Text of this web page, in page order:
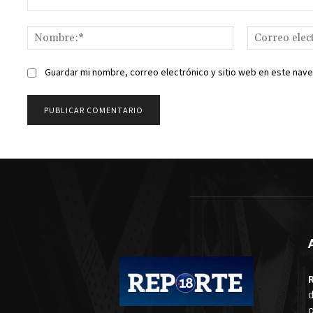
Nombre:*
Guardar mi nombre, correo electrónico y sitio web en este